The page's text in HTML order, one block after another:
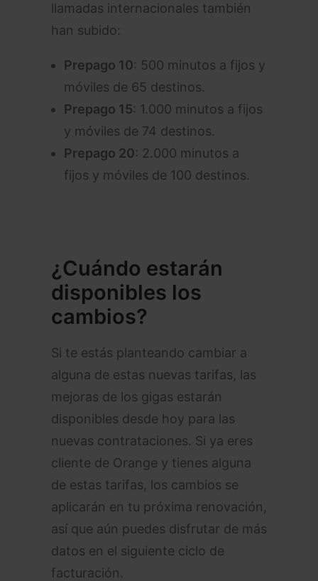
llamadas internacionales también
han subido:
Prepago 10: 500 minutos a fijos y
móviles de 65 destinos.
Prepago 15: 1.000 minutos a fijos
y móviles de 74 destinos.
Prepago 20: 2.000 minutos a
fijos y móviles de 100 destinos.
¿Cuándo estarán
disponibles los
cambios?
Si te estás planteando cambiar a
alguna de estas nuevas tarifas, las
mejoras de los gigas estarán
disponibles desde hoy para las
nuevas contrataciones. Si ya eres
cliente de Orange y tienes alguna
de estas tarifas, los cambios se
aplicarán en tu próxima renovación,
así que aún puedes disfrutar de más
datos en el siguiente ciclo de
facturación.